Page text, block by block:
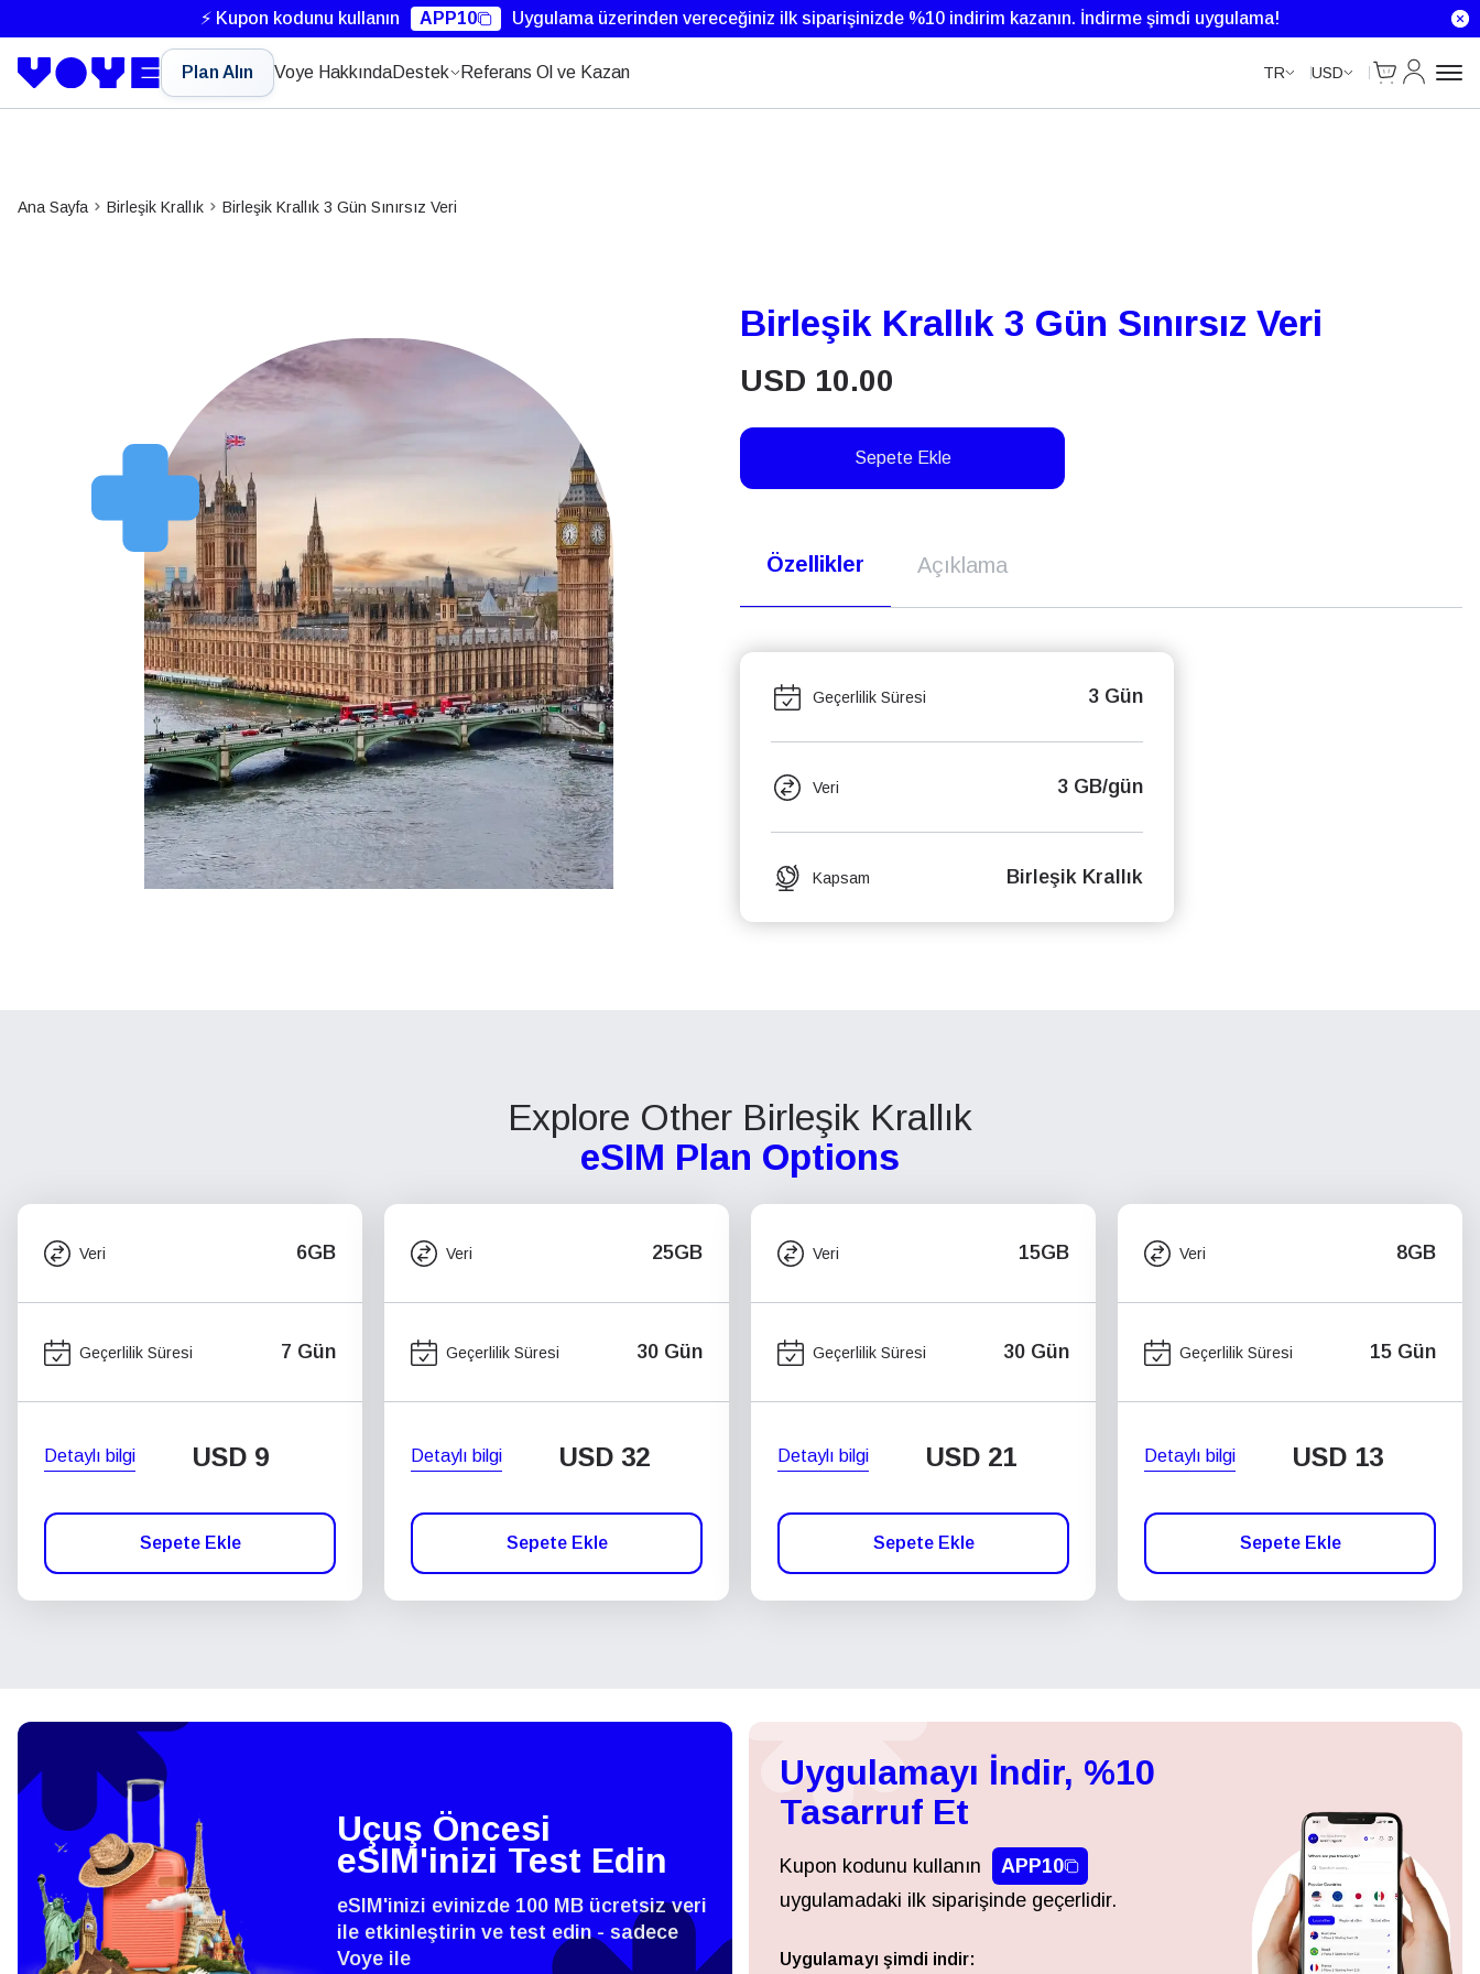
⚡ Kupon kodunu kullanın APP10 Uygulama üzerinden vereceğiniz ilk siparişinizde %10 indirim kazanın. İndirme şimdi uygulama!
Plan Alın Voye HakkındaDestek Referans Ol ve Kazan TR USD
Cart
Hesabım
Ana Sayfa Birleşik Krallık Birleşik Krallık 3 Gün Sınırsız Veri
Birleşik Krallık 3 Gün Sınırsız Veri
USD 10.00
Sepete Ekle
Özellikler Açıklama
Geçerlilik Süresi 3 Gün
Veri 3 GB/gün
Kapsam Birleşik Krallık
Explore Other Birleşik Krallık
eSIM Plan Options
Veri 6GB
Geçerlilik Süresi 7 Gün
Detaylı bilgi USD 9
Sepete Ekle
Veri 25GB
Geçerlilik Süresi 30 Gün
Detaylı bilgi USD 32
Sepete Ekle
Veri 15GB
Geçerlilik Süresi 30 Gün
Detaylı bilgi USD 21
Sepete Ekle
Veri 8GB
Geçerlilik Süresi 15 Gün
Detaylı bilgi USD 13
Sepete Ekle
Uçuş Öncesi
eSIM'inizi Test Edin
eSIM'inizi evinizde 100 MB ücretsiz veri
ile etkinleştirin ve test edin - sadece
Voye ile
Uygulamayı İndir, %10
Tasarruf Et
Kupon kodunu kullanın
APP10
uygulamadaki ilk siparişinde geçerlidir.
Uygulamayı şimdi indir:
Giriş Yap veya Kayıt Ol